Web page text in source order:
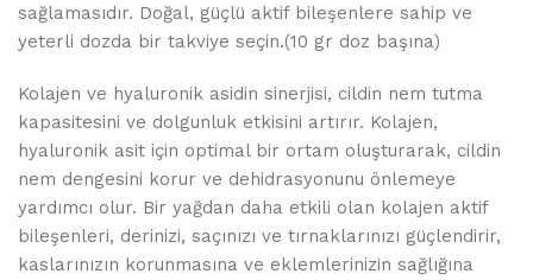
sağlamasıdır. Doğal, güçlü aktif bileşenlere sahip ve
yeterli dozda bir takviye seçin.(10 gr doz başına)
Kolajen ve hyaluronik asidin sinerjisi, cildin nem tutma
kapasitesini ve dolgunluk etkisini artırır. Kolajen,
hyaluronik asit için optimal bir ortam oluşturarak, cildin
nem dengesini korur ve dehidrasyonunu önlemeye
yardımcı olur. Bir yağdan daha etkili olan kolajen aktif
bileşenleri, derinizi, saçınızı ve tırnaklarınızı güçlendirir,
kaslarınızın korunmasına ve eklemlerinizin sağlığına